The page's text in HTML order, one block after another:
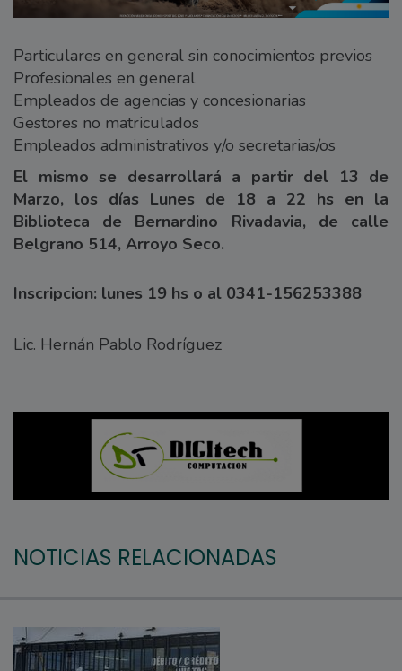
Particulares en general sin conocimientos previos
Profesionales en general
Empleados de agencias y concesionarias
Gestores no matriculados
Empleados administrativos y/o secretarias/os
El mismo se desarrollará a partir del 13 de
Marzo, los días Lunes de 18 a 22 hs en la
Biblioteca de Bernardino Rivadavia, de calle
Belgrano 514, Arroyo Seco.
Inscripcion: lunes 19 hs o al 0341-156253388
Lic. Hernán Pablo Rodríguez
NOTICIAS RELACIONADAS